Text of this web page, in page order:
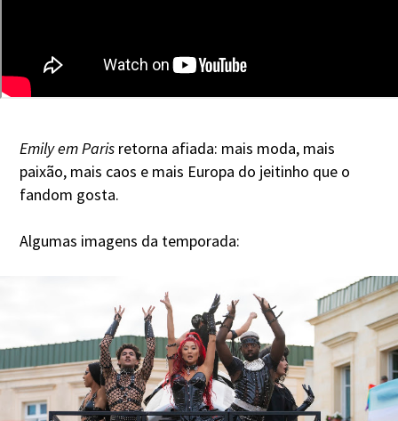
Emily em Paris retorna afiada: mais moda, mais
paixão, mais caos e mais Europa do jeitinho que o
fandom gosta.
Algumas imagens da temporada: